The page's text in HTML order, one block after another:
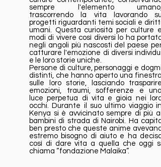
sempre l'elemento umano,
trascorrendo la vita lavorando su
progetti riguardanti temi sociali e diritti
umani. Questa curiosità per culture e
modi di vivere così diversi lo ha portato
negli angoli più nascosti del paese per
catturare l'emozione di diversi individui
e le loro storie uniche.
Persone di culture, personaggi e dogmi
distinti, che hanno aperto una finestra
sulle loro storie, lasciando trasparire
emozioni, traumi, sofferenze e una
luce perpetua di vita e gioia nei loro
occhi. Durante il suo ultimo viaggio in
Kenya si è avvicinato sempre di più ai
bambini di strada di Nairobi. Ha capito
ben presto che queste anime avevano
estremo bisogno di aiuto e ha deciso
così di dare vita a quella che oggi si
chiama “fondazione Malaika”.